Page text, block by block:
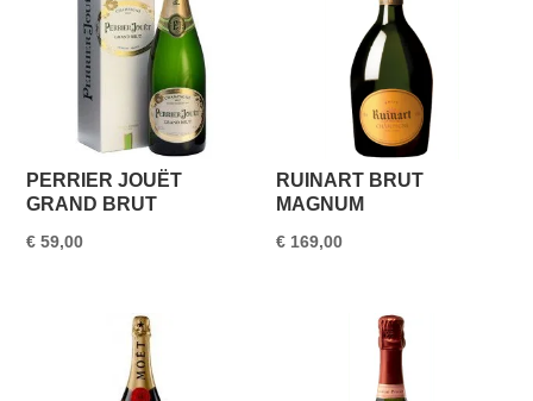
PERRIER JOUËT
GRAND BRUT
€ 59,00
RUINART BRUT
MAGNUM
€ 169,00